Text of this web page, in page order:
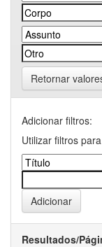
Retornar
Adicionar filtros:
Utilizar filtros
Resultados/